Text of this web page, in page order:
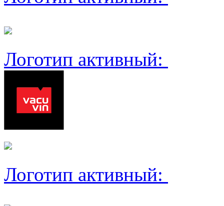
Логотип активный:
Логотип активный: